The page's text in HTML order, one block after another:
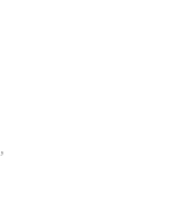
,